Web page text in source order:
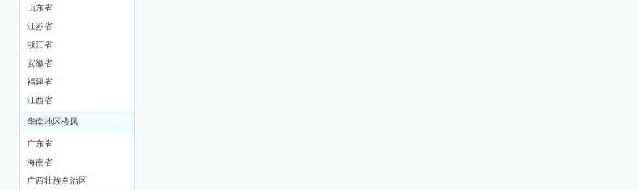
品
山东省
江苏省
浙江省
安徽省
福建省
江西省
华南地区楼凤
广东省
海南省
广西壮族自治区